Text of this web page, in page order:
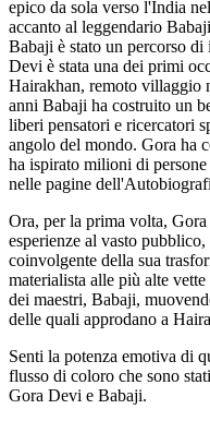
epico da sola verso l'India
accanto al leggendario
Babaji è stato un percorso
Devi è stata una dei primi
Hairakhan, remoto villaggio
anni Babaji ha costruito un
liberi pensatori e ricercatori
angolo del mondo. Gora ha
ha ispirato milioni di
nelle pagine
Ora, per la prima volta,
esperienze al vasto
coinvolgente della sua
materialista alle più alte
dei maestri, Babaji,
delle quali approdano a
Senti la potenza emotiva di
flusso di coloro che sono
Gora Devi e Babaji.